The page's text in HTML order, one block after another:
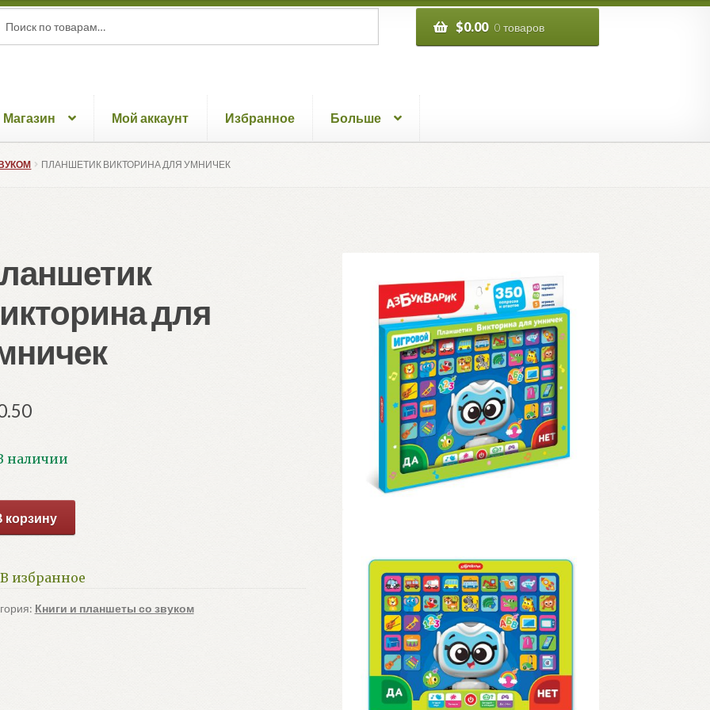
$0.00 0 товаров
Магазин Мой аккаунт Избранное Больше
ПЛАНШЕТИК ВИКТОРИНА ДЛЯ УМНИЧЕК
для
наличии
корзину
В избранное
Книги и планшеты со звуком